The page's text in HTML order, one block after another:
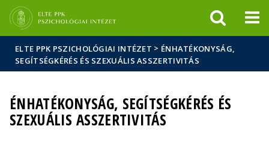
sajtóban
ELTE PPK PSZICHOLÓGIAI INTÉZET > ÉNHATÉKONYSÁG,
SEGÍTSÉGKÉRÉS ÉS SZEXUÁLIS ASSZERTIVITÁS
ÉNHATÉKONYSÁG, SEGÍTSÉGKÉRÉS ÉS
SZEXUÁLIS ASSZERTIVITÁS